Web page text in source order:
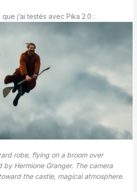
j’ai testés avec Pika 2.0 :
robe, flying on a broom over
Hermione Granger. The camera
the castle, magical atmosphere.